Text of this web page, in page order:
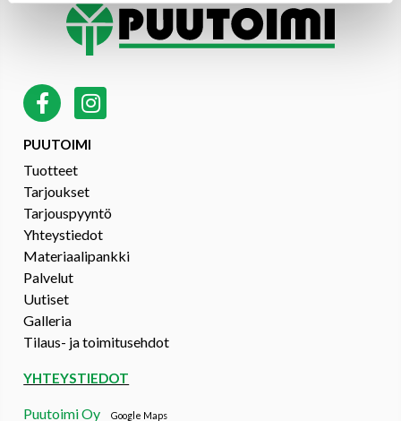
PUUTOIMI
Tuotteet
Tarjoukset
Tarjouspyyntö
Yhteystiedot
Materiaalipankki
Palvelut
Uutiset
Galleria
Tilaus- ja toimitusehdot
YHTEYSTIEDOT
Puutoimi OyGoogle Maps